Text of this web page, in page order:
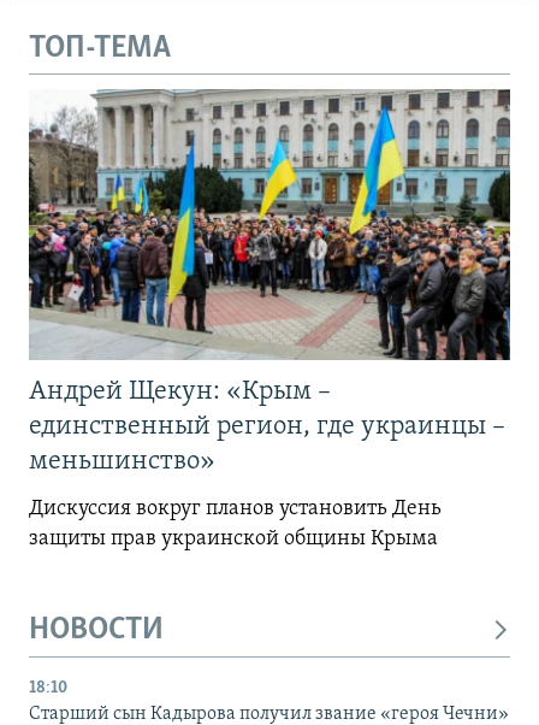
ТОП-ТЕМА
Андрей Щекун: «Крым –
единственный регион, где украинцы –
меньшинство»
Дискуссия вокруг планов установить День
защиты прав украинской общины Крыма
НОВОСТИ
18:10
Старший сын Кадырова получил звание «героя Чечни»